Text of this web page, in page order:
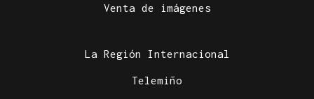
Venta de imágenes
La Región Internacional
Telemiño